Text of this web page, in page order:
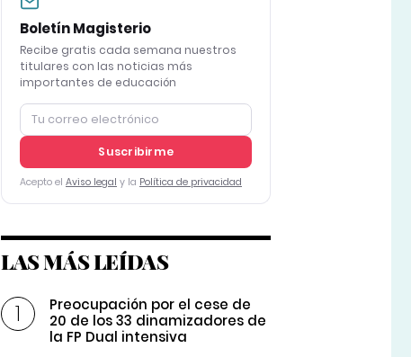
Boletín Magisterio
Recibe gratis cada semana nuestros
titulares con las noticias más
importantes de educación
Suscribirme
Acepto el Aviso legal y la Política de privacidad
LAS MÁS LEÍDAS
Preocupación por el cese de
20 de los 33 dinamizadores de
la FP Dual intensiva